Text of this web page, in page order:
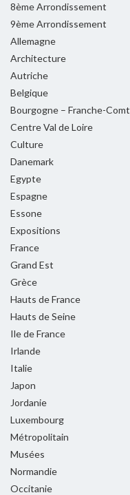
8ème Arrondissement
9ème Arrondissement
Allemagne
Architecture
Autriche
Belgique
Bourgogne – Franche-
Centre Val de Loire
Culture
Danemark
Egypte
Espagne
Essone
Expositions
France
Grand Est
Grèce
Hauts de France
Hauts de Seine
Ile de France
Irlande
Italie
Japon
Jordanie
Luxembourg
Métropolitain
Musées
Normandie
Occitanie